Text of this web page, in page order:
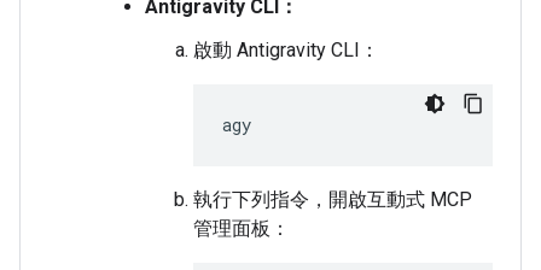
Antigravity CLI：
啟動 Antigravity CLI：
執行下列指令，開啟互動式 MCP
管理面板：